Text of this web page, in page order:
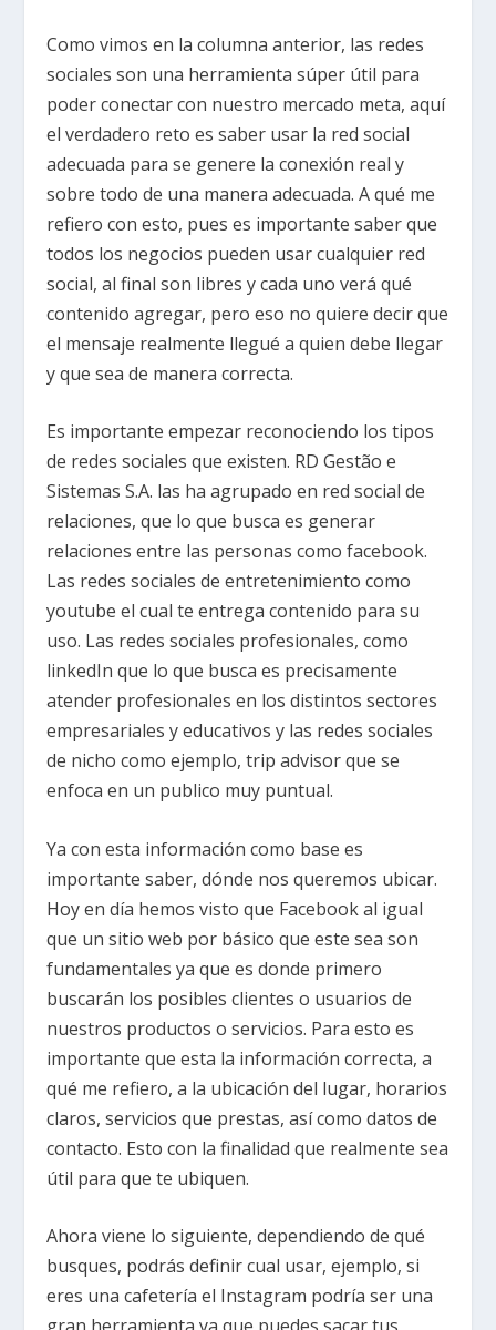
Como vimos en la columna anterior, las redes
sociales son una herramienta súper útil para
poder conectar con nuestro mercado meta, aquí
el verdadero reto es saber usar la red social
adecuada para se genere la conexión real y
sobre todo de una manera adecuada. A qué me
refiero con esto, pues es importante saber que
todos los negocios pueden usar cualquier red
social, al final son libres y cada uno verá qué
contenido agregar, pero eso no quiere decir que
el mensaje realmente llegué a quien debe llegar
y que sea de manera correcta.
Es importante empezar reconociendo los tipos
de redes sociales que existen. RD Gestão e
Sistemas S.A. las ha agrupado en red social de
relaciones, que lo que busca es generar
relaciones entre las personas como facebook.
Las redes sociales de entretenimiento como
youtube el cual te entrega contenido para su
uso. Las redes sociales profesionales, como
linkedIn que lo que busca es precisamente
atender profesionales en los distintos sectores
empresariales y educativos y las redes sociales
de nicho como ejemplo, trip advisor que se
enfoca en un publico muy puntual.
Ya con esta información como base es
importante saber, dónde nos queremos ubicar.
Hoy en día hemos visto que Facebook al igual
que un sitio web por básico que este sea son
fundamentales ya que es donde primero
buscarán los posibles clientes o usuarios de
nuestros productos o servicios. Para esto es
importante que esta la información correcta, a
qué me refiero, a la ubicación del lugar, horarios
claros, servicios que prestas, así como datos de
contacto. Esto con la finalidad que realmente sea
útil para que te ubiquen.
Ahora viene lo siguiente, dependiendo de qué
busques, podrás definir cual usar, ejemplo, si
eres una cafetería el Instagram podría ser una